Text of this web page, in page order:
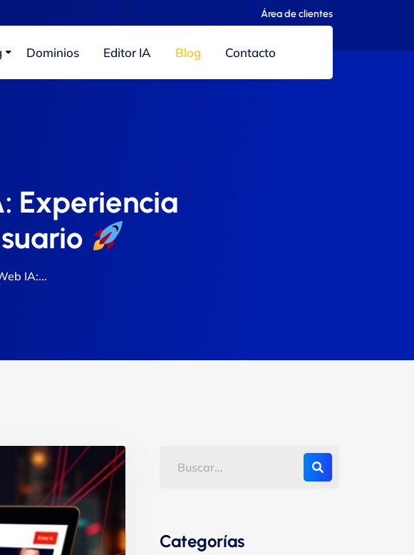
Área de clientes
Dominios Editor IA Blog Contacto
Experiencia
IA:...
Categorías